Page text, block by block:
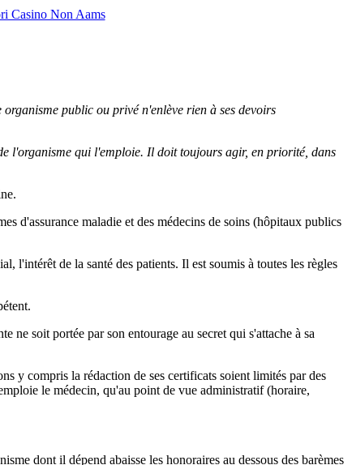
Casino Non Aams
public ou privé n'enlève rien à ses devoirs
l'organisme qui l'emploie. Il doit toujours agir, en priorité, dans
d'assurance maladie et des médecins de soins (hôpitaux publics
l'intérêt de la santé des patients. Il est soumis à toutes les règles
soit portée par son entourage au secret qui s'attache à sa
y compris la rédaction de ses certificats soient limités par des
le médecin, qu'au point de vue administratif (horaire,
dont il dépend abaisse les honoraires au dessous des barèmes